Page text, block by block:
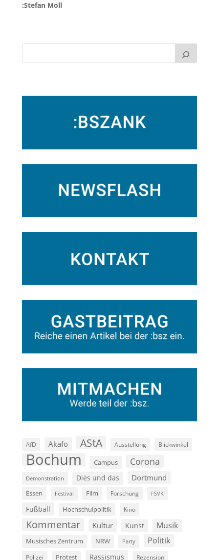
:Stefan Moll
AfD Akafö AStA Ausstellung Blickwinkel
Bochum Campus Corona
Demonstration Diës und das Dortmund
Essen Festival Film Forschung FSVK
Fußball Hochschulpolitik Kino
Kommentar Kultur Kunst Musik
Musisches Zentrum NRW Party Politik
Polizei Protest Rassismus Rezension